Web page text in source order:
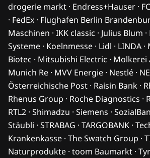
drogerie markt · Endress+Hauser ·
· FedEx · Flughafen Berlin
Maschinen · IKK classic · Julius Blum
Systeme · Koelnmesse · Lidl · LINDA ·
Biotec · Mitsubishi Electric · Molkerei
Munich Re · MVV Energie · Nestlé ·
Österreichische Post · Raisin Bank ·
Rhenus Group · Roche Diagnostics ·
RTL2 · Shimadzu · Siemens ·
Stäubli · STRABAG · TARGOBANK ·
Krankenkasse · The Swatch Group ·
Naturprodukte · toom Baumarkt ·